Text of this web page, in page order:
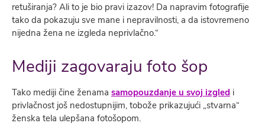
retuširanja? Ali to je bio pravi izazov! Da napravim fotografije
tako da pokazuju sve mane i nepravilnosti, a da istovremeno
nijedna žena ne izgleda neprivlačno.“
Mediji zagovaraju foto šop
Tako mediji čine ženama samopouzdanje u svoj izgled i
privlačnost još nedostupnijim, tobože prikazujući „stvarna“
ženska tela ulepšana fotošopom.